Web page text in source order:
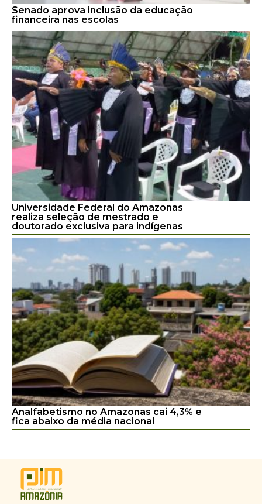
Senado aprova inclusão da educação
financeira nas escolas
Universidade Federal do Amazonas
realiza seleção de mestrado e
doutorado exclusiva para indígenas
Analfabetismo no Amazonas cai 4,3% e
fica abaixo da média nacional